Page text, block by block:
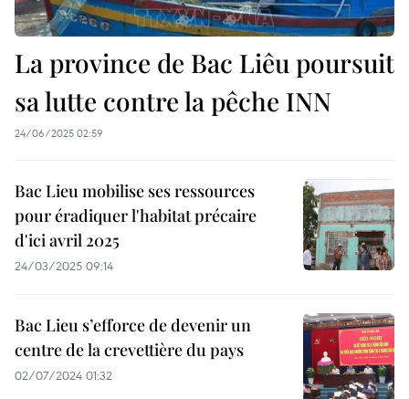
La province de Bac Liêu poursuit
sa lutte contre la pêche INN
24/06/2025 02:59
Bac Lieu mobilise ses ressources
pour éradiquer l'habitat précaire
d'ici avril 2025
24/03/2025 09:14
Bac Lieu s’efforce de devenir un
centre de la crevettière du pays
02/07/2024 01:32